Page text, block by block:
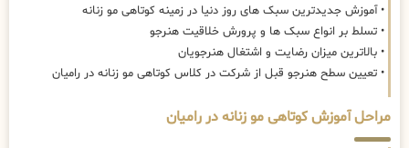
• آموزش جدیدترین سبک های روز دنیا در زمینه کوتاهی مو زنانه
• تسلط بر انواع سبک ها و پرورش خلاقیت هنرجو
• بالاترین میزان رضایت و اشتغال هنرجویان
• تعیین سطح هنرجو قبل از شرکت در کلاس کوتاهی مو زنانه در رامیان
مراحل آموزش کوتاهی مو زنانه در رامیان